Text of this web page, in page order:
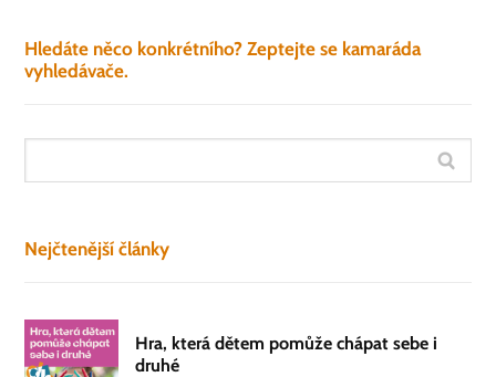
Hledáte něco konkrétního? Zeptejte se kamaráda
vyhledávače.
Nejčtenější články
Hra, která dětem pomůže chápat sebe i
druhé